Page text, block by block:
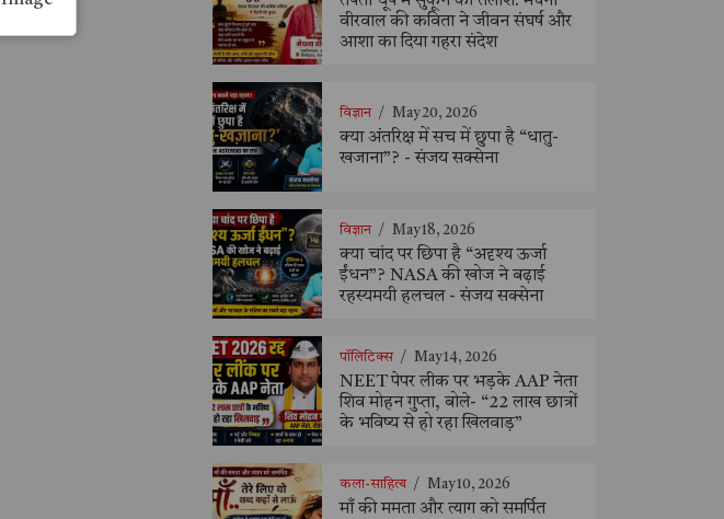
वीरवाल की कविता ने जीवन संघर्ष और
आशा का दिया गहरा संदेश
विज्ञान / May 20, 2026
क्या अंतरिक्ष में सच में छुपा है “धातु-
खजाना”? - संजय सक्सेना
विज्ञान / May 18, 2026
क्या चांद पर छिपा है “अदृश्य ऊर्जा
ईंधन”? NASA की खोज ने बढ़ाई
रहस्यमयी हलचल - संजय सक्सेना
पॉलिटिक्स / May 14, 2026
NEET पेपर लीक पर भड़के AAP नेता
शिव मोहन गुप्ता, बोले- “22 लाख छात्रों
के भविष्य से हो रहा खिलवाड़”
कला-साहित्य / May 10, 2026
माँ की ममता और त्याग को समर्पित